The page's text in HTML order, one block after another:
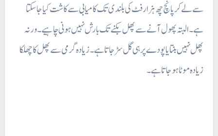
سے لے کر پانچ چھ ہزارفٹ کی بلندی تک کامیابی سے کاشت کیا جا سکتا
ہے۔ البتہ پھول آنے سے پھل بکنے تک بارش نہیں ہونی چاہیے ۔ ورنہ
پھل نہیں بنتا یا پودے پر ہی گل سڑ جاتا ہے۔ زیادہ گرمی سے پھل کا چھلکا
زیادہ موٹا ہو جاتا ہے۔